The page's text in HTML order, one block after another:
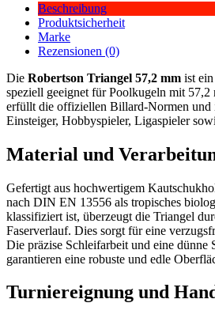
Beschreibung
Produktsicherheit
Marke
Rezensionen (0)
Die Robertson Triangel 57,2 mm ist
speziell geeignet für Poolkugeln mit 57,2
erfüllt die offiziellen Billard-Normen und
Einsteiger, Hobbyspieler, Ligaspieler
Material und
Gefertigt aus hochwertigem
nach DIN EN 13556 als tropisches
klassifiziert ist, überzeugt die Triangel
Faserverlauf. Dies sorgt für eine
Die präzise Schleifarbeit und eine dünne
garantieren eine robuste und edle
Turniereignung und